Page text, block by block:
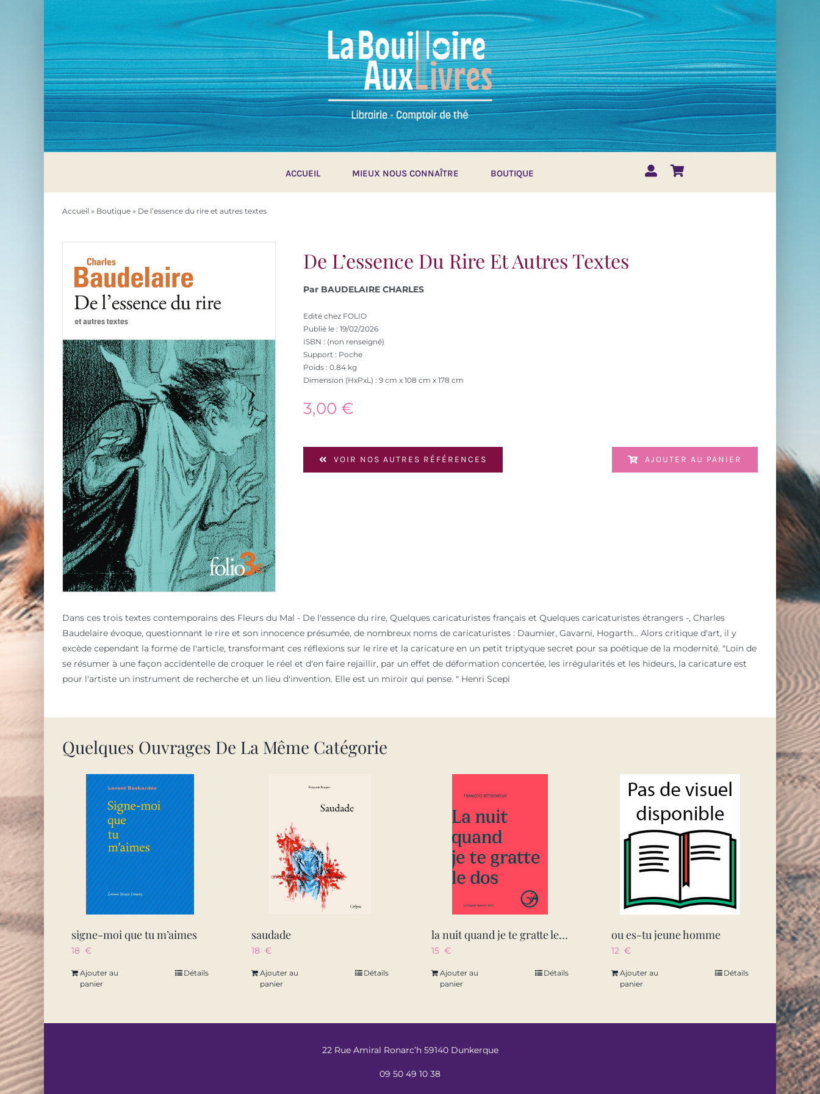
ACCUEIL MIEUX NOUS CONNAÎTRE BOUTIQUE
Accueil » Boutique» De l’essence du rire et autres textes
De L’essence Du Rire Et Autres Textes
Par BAUDELAIRE CHARLES
Edité chez FOLIO
Publié le : 19/02/2026
ISBN : (non renseigné)
Support : Poche
Poids : 0.84 kg
Dimension (HxPxL) : 9 cm x 108 cm x 178 cm
3,00€
VOIR NOS AUTRES RÉFÉRENCES AJOUTER AU PANIER
Dans ces trois textes contemporains des Fleurs du Mal - De l'essence du rire, Quelques caricaturistes français et Quelques caricaturistes étrangers -, Charles
Baudelaire évoque, questionnant le rire et son innocence présumée, de nombreux noms de caricaturistes : Daumier, Gavarni, Hogarth... Alors critique d'art, il y
excède cependant la forme de l'article, transformant ces réflexions sur le rire et la caricature en un petit triptyque secret pour sa poétique de la modernité. "Loin de
se résumer à une façon accidentelle de croquer le réel et d'en faire rejaillir, par un effet de déformation concertée, les irrégularités et les hideurs, la caricature est
pour l'artiste un instrument de recherche et un lieu d'invention. Elle est un miroir qui pense. " Henri Scepi
Quelques Ouvrages De La Même Catégorie
signe-moi que tu m’aimes
18 €
Ajouter au
panier
Détails
saudade
18 €
Ajouter au
panier
Détails
la nuit quand je te gratte le dos
15 €
Ajouter au
panier
Détails
ou es-tu jeune homme
12 €
Ajouter au
panier
Détails
22 Rue Amiral Ronarc’h 59140 Dunkerque
09 50 49 10 38